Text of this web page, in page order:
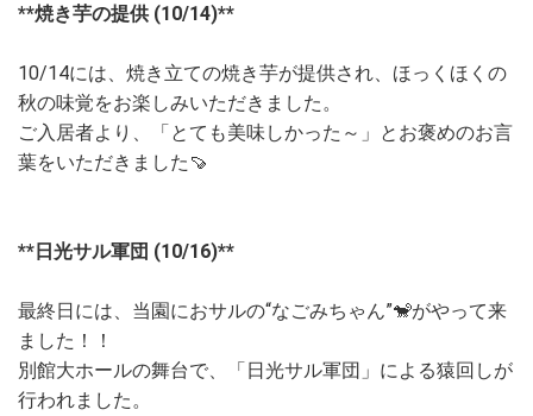
**焼き芋の提供 (10/14)**
10/14には、焼き立ての焼き芋が提供され、ほっくほくの
秋の味覚をお楽しみいただきました。
ご入居者より、「とても美味しかった～」とお褒めのお言
葉をいただきました🍠
**日光サル軍団 (10/16)**
最終日には、当園におサルの“なごみちゃん”🐒がやって来
ました！！
別館大ホールの舞台で、「日光サル軍団」による猿回しが
行われました。